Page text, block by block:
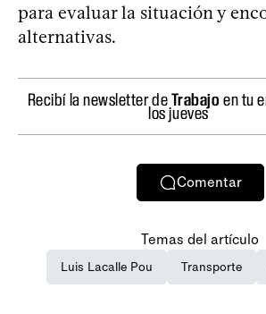
para evaluar la situación y
alternativas.
Recibí la newsletter deTrabajo en tu
los jueves
Comentar
Temas del artículo
Luis Lacalle Pou Transporte